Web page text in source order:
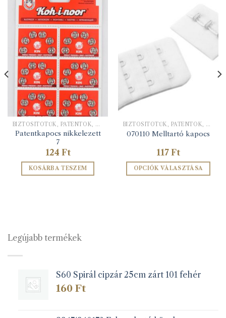
BIZTOSÍTÓTŰK, PATENTOK, KAPCSOK
Patentkapocs nikkelezett
7
124 Ft
KOSÁRBA TESZEM
BIZTOSÍTÓTŰK, PATENTOK, KAPCSOK
070110 Melltartó kapocs
117 Ft
OPCIÓK VÁLASZTÁSA
termékoldalon
Legújabb termékek
S60 Spirál cipzár 25cm zárt 101 fehér
160 Ft